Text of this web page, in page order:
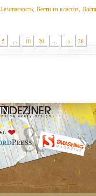
,Безопасность Вести из классов,
5 ... 10 20 ... → 28